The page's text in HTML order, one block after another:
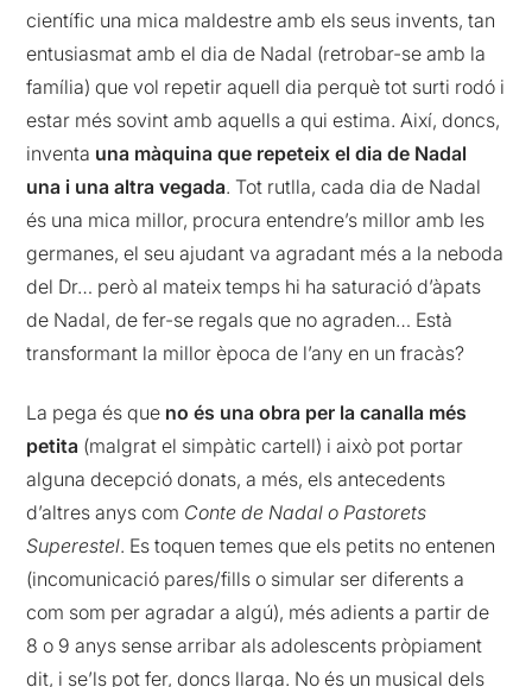
científic una mica maldestre amb els seus invents, tan
entusiasmat amb el dia de Nadal (retrobar-se amb la
família) que vol repetir aquell dia perquè tot surti rodó i
estar més sovint amb aquells a qui estima. Així, doncs,
inventa una màquina que repeteix el dia de Nadal
una i una altra vegada. Tot rutlla, cada dia de Nadal
és una mica millor, procura entendre’s millor amb les
germanes, el seu ajudant va agradant més a la neboda
del Dr… però al mateix temps hi ha saturació d’àpats
de Nadal, de fer-se regals que no agraden… Està
transformant la millor època de l’any en un fracàs?
La pega és que no és una obra per la canalla més
petita (malgrat el simpàtic cartell) i això pot portar
alguna decepció donats, a més, els antecedents
d’altres anys com Conte de Nadal o Pastorets
Superestel. Es toquen temes que els petits no entenen
(incomunicació pares/fills o simular ser diferents a
com som per agradar a algú), més adients a partir de
8 o 9 anys sense arribar als adolescents pròpiament
dit, i se’ls pot fer, doncs llarga. No és un musical dels